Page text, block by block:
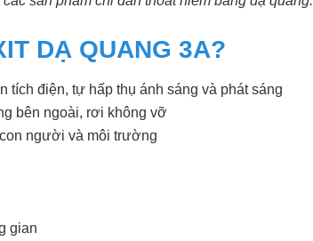
DẠ QUANG 3A?
tích điện, tự hấp thụ ánh sáng và phát sáng
bên ngoài, rơi không vỡ
người và môi trường
gian